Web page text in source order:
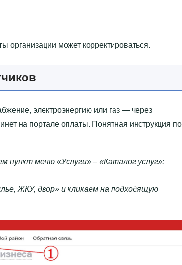
организации может корректироваться.
электроэнергию или газ — через
на портале оплаты. Понятная инструкция по
пункт меню «Услуги» – «Каталог услуг»:
ЖКУ, двор» и кликаем на подходящую